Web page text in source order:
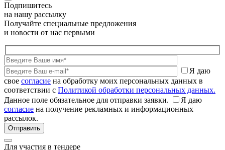
Подпишитесь
на нашу рассылку
Получайте специальные предложения
и новости от нас первыми
Я даю
свое согласие на обработку моих персональных данных в
соответствии с Политикой обработки персональных данных.
Данное поле обязательное для отправки заявки.
Я даю
согласие на получение рекламных и информационных
рассылок.
Для участия в тендере